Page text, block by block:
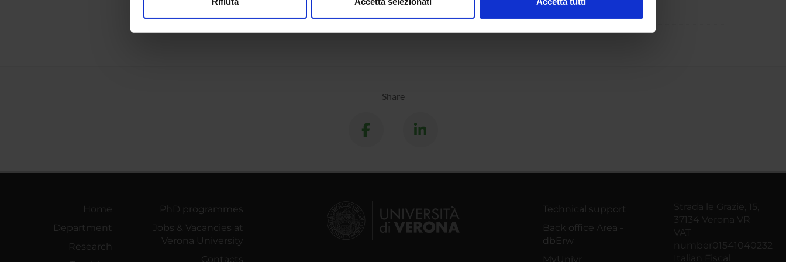
Department Biotechnology
Share
Home
Department
Research
PhD programmes
Jobs & Vacancies at
Verona University
Contacts
Technical support
Back office Area -
dbErw
MyUnivr
Strada le Grazie, 15,
37134 Verona VR
VAT
number01541040232
Italian Fiscal